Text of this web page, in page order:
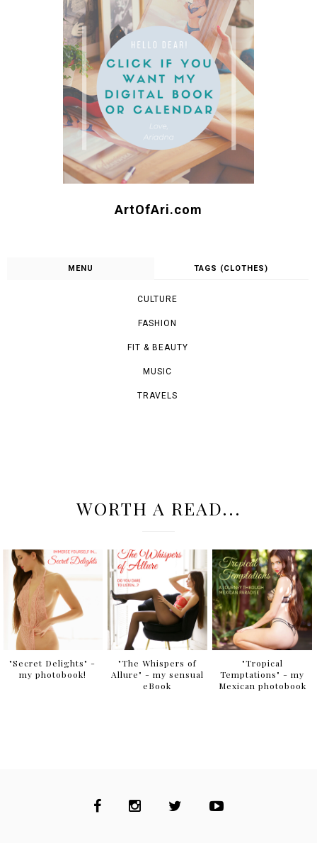
ArtOfAri.com
MENU TAGS (CLOTHES)
CULTURE
FASHION
FIT & BEAUTY
MUSIC
TRAVELS
WORTH A READ...
"Secret Delights" -
my photobook!
"The Whispers of
Allure" - my sensual
eBook
"Tropical
Temptations" - my
Mexican photobook